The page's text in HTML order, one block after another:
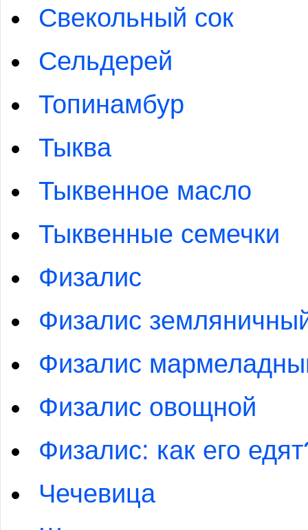
Свекольный сок
Сельдерей
Топинамбур
Тыква
Тыквенное масло
Тыквенные семечки
Физалис
Физалис
Физалис
Физалис овощной
Физалис: как его
Чечевица